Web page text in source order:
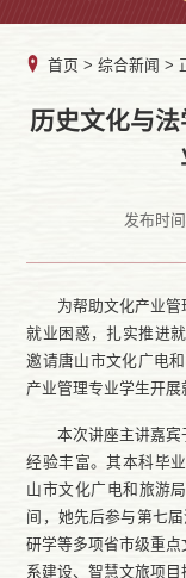
首页 > 综合新闻 >
历史文化与
发布时
为帮助文化产业
就业困惑，扎实推进
邀请唐山市文化广电
产业管理专业学生开展
本次讲座主讲嘉
经验丰富。其本科毕
山市文化广电和旅游
间，她先后参与第七
研学等多项省市级重
系建设、智慧文旅项